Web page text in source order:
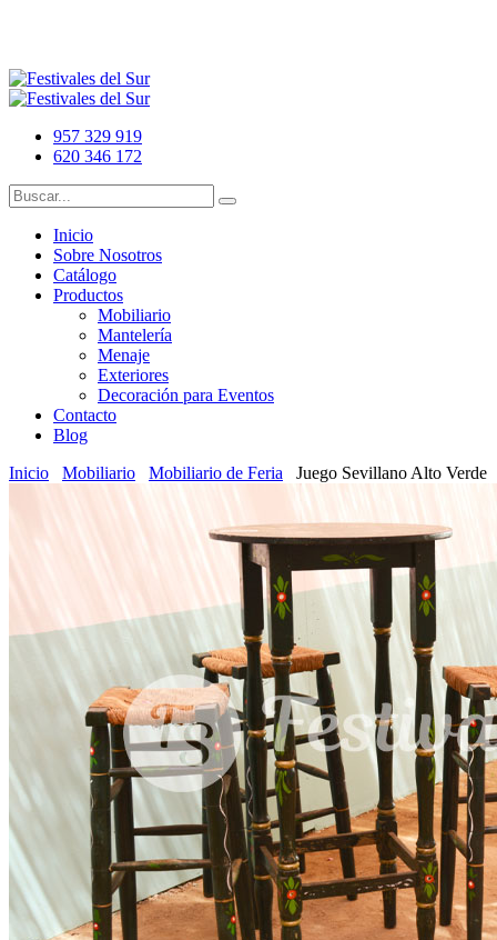
957 329 919
620 346 172
Inicio
Sobre Nosotros
Catálogo
Productos
Mobiliario
Mantelería
Menaje
Exteriores
Decoración para Eventos
Contacto
Blog
Inicio
Mobiliario Mobiliario de Feria Juego Sevillano Alto Verde